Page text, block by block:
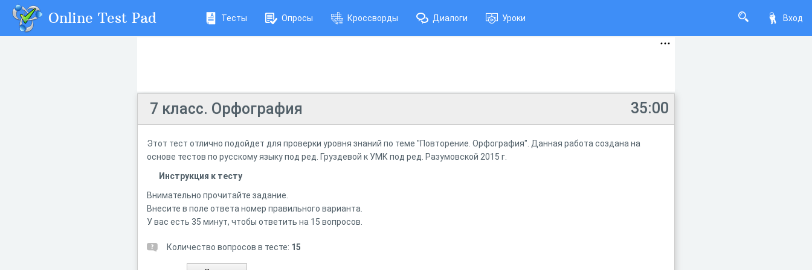
Вход
Online Test Pad Тесты Опросы Кроссворды Диалоги Уроки
35:00
7 класс. Орфография
Этот тест отлично подойдет для проверки уровня знаний по теме "Повторение. Орфография". Данная работа создана на
основе тестов по русскому языку под ред. Груздевой к УМК под ред. Разумовской 2015 г.
Инструкция к тесту
Внимательно прочитайте задание.
Внесите в поле ответа номер правильного варианта.
У вас есть 35 минут, чтобы ответить на 15 вопросов.
Количество вопросов в тесте: 15